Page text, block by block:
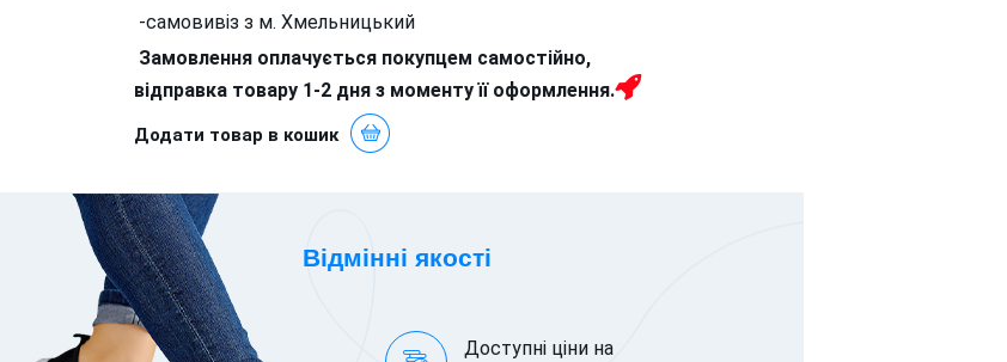
-самовивіз з м. Хмельницький
Замовлення оплачується покупцем самостійно,
відправка товару 1-2 дня з моменту її оформлення.
Додати товар в кошик
Відмінні якості
Доступні ціни на